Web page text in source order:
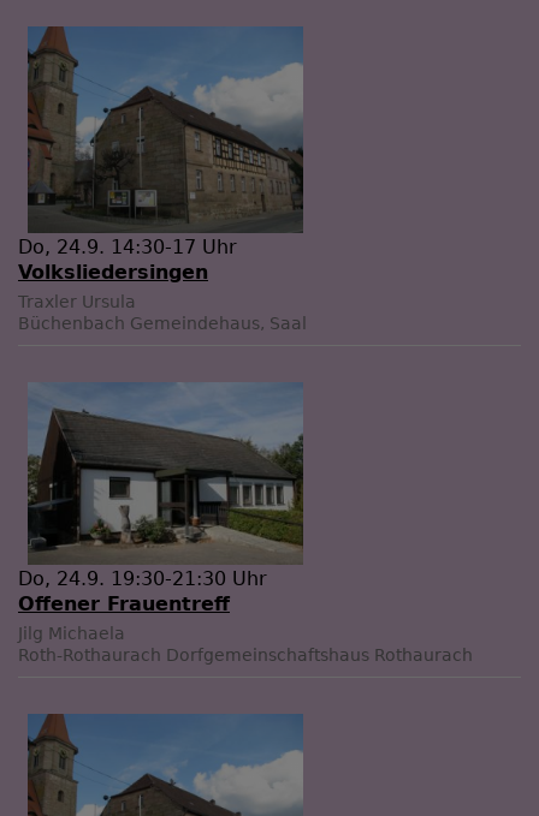
Do, 24.9. 14:30-17 Uhr
Volksliedersingen
Traxler Ursula
Büchenbach Gemeindehaus, Saal
Do, 24.9. 19:30-21:30 Uhr
Offener Frauentreff
Jilg Michaela
Roth-Rothaurach Dorfgemeinschaftshaus Rothaurach